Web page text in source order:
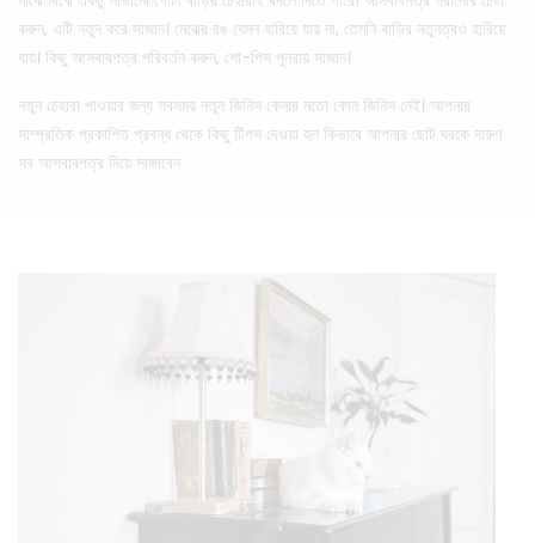
করুন, এটি নতুন করে সাজান। মেঝের রঙ যেমন হারিয়ে যায় না, তেমনি বাড়ির নতুনত্বও হারিয়ে
যায়। কিছু আসবাবপত্র পরিবর্তন করুন, শো-পিস পুনরায় সাজান।
নতুন চেহারা পাওয়ার জন্য সবসময় নতুন জিনিস কেনার মতো কোন জিনিস নেই। আপনার
সাম্প্রতিক প্রকাশিত প্রবন্ধ থেকে কিছু টিপস দেওয়া হল কিভাবে আপনার ছোট ঘরকে দারুণ
সব আসবাবপত্র দিয়ে সাজাবেন